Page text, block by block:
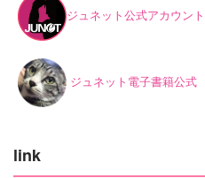
ジュネット公式アカウント
ジュネット電子書籍公式
link